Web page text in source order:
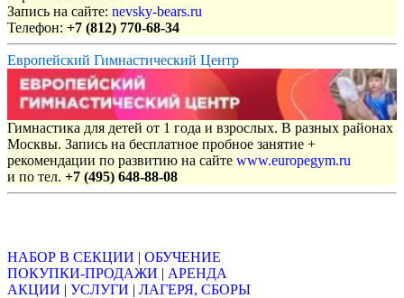
Запись на сайте: nevsky-bears.ru
Телефон: +7 (812) 770-68-34
Европейский Гимнастический Центр
Гимнастика для детей от 1 года и взрослых. В разных районах
Москвы. Запись на бесплатное пробное занятие +
рекомендации по развитию на сайте www.europegym.ru
и по тел. +7 (495) 648-88-08
НАБОР В СЕКЦИИ | ОБУЧЕНИЕ
ПОКУПКИ-ПРОДАЖИ | АРЕНДА
АКЦИИ | УСЛУГИ | ЛАГЕРЯ, СБОРЫ